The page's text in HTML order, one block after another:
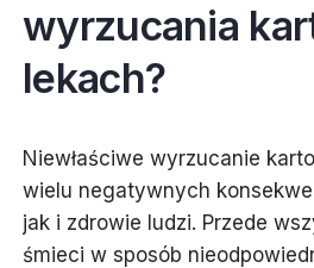
wyrzucania
lekach?
Niewłaściwe wyrzucanie
wielu negatywnych
jak i zdrowie ludzi. Przede
śmieci w sposób